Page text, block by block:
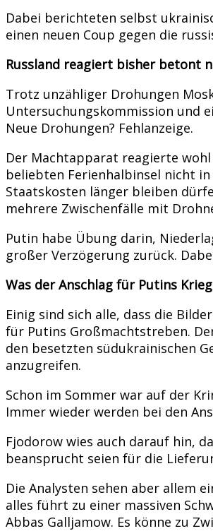
Dabei berichteten selbst
einen neuen Coup gegen die
Russland reagiert bisher betont
Trotz unzähliger Drohungen
Untersuchungskommission und
Neue Drohungen? Fehlanzeige.
Der Machtapparat reagierte
beliebten Ferienhalbinsel nicht
Staatskosten länger bleiben
mehrere Zwischenfälle mit
Putin habe Übung darin,
großer Verzögerung zurück.
Was der Anschlag für Putins
Einig sind sich alle, dass die
für Putins Großmachtstreben.
den besetzten südukrainischen
anzugreifen.
Schon im Sommer war auf der
Immer wieder werden bei den
Fjodorow wies auch darauf hin,
beansprucht seien für die
Die Analysten sehen aber allem
alles führt zu einer massiven
Abbas Galljamow. Es könne zu